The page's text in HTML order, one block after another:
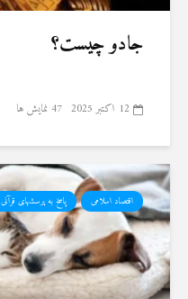
جادو چیست؟
12 اکتبر 2025 47 نمایش ها
اقتصاد اسلامی پاسخ به پرسشهای قرآنی